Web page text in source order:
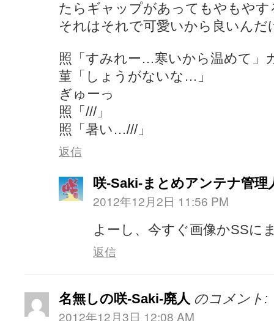
たらギャップがあってもやもやす
それはそれで可愛いから良いんだ
照「すみれー…寒いから温めて」
菫「しょうがないな…」
ぎゅーっ
照「///」
照「暑い…///」
返信
咲-Saki-まとめアンテナ管理
2012年12月2日 11:56 PM
よーし、今すぐ画像かSSに
返信
名無しの咲-Saki-廃人 のコメント:
2012年12月3日 12:08 AM